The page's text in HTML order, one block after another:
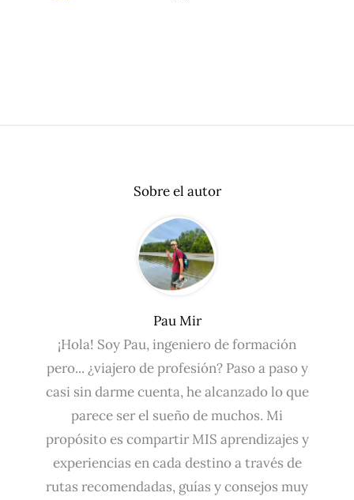
Sobre el autor
Pau Mir
¡Hola! Soy Pau, ingeniero de formación
pero... ¿viajero de profesión? Paso a paso y
casi sin darme cuenta, he alcanzado lo que
parece ser el sueño de muchos. Mi
propósito es compartir MIS aprendizajes y
experiencias en cada destino a través de
rutas recomendadas, guías y consejos muy